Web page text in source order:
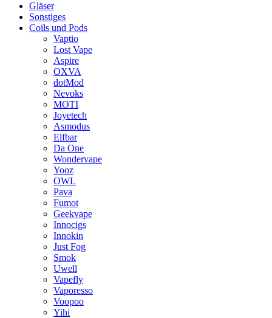
Gläser
Sonstiges
Coils und Pods
Vaptio
Lost Vape
Aspire
OXVA
dotMod
Nevoks
MOTI
Joyetech
Asmodus
Elfbar
Da One
Wondervape
Yooz
OWL
Pava
Fumot
Geekvape
Innocigs
Innokin
Just Fog
Smok
Uwell
Vapefly
Vaporesso
Voopoo
Yihi